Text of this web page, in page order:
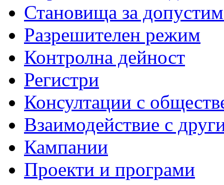
Становища за
Разрешителен режим
Контролна дейност
Регистри
Консултации с
Взаимодействие с
Кампании
Проекти и програми